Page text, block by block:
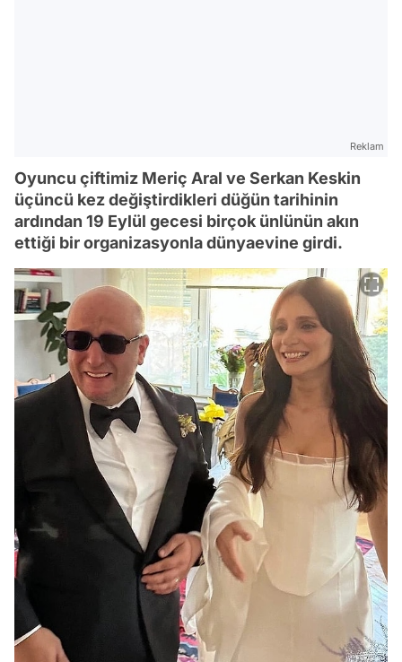
Reklam
Oyuncu çiftimiz Meriç Aral ve Serkan Keskin
üçüncü kez değiştirdikleri düğün tarihinin
ardından 19 Eylül gecesi birçok ünlünün akın
ettiği bir organizasyonla dünyaevine girdi.